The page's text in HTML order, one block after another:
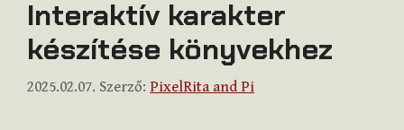
Interaktív karakter
készítése könyvekhez
2025.02.07. Szerző: PixelRita and Pi